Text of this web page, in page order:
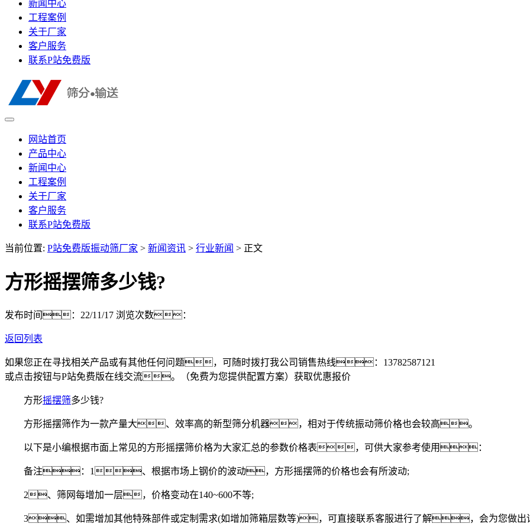
新闻中心
工程案例
关于厂家
客户服务
联系P站免费版
网站首页
产品中心
新闻中心
工程案例
关于厂家
客户服务
联系P站免费版
当前位置: P站免费版振动筛厂家 > 新闻资讯 > 行业新闻 > 正文
方形摇摆筛多少钱?
发布时间：22/11/17 浏览次数：
返回列表
如果您正在寻找相关产品或有其他任何问题，可随时拨打我公司销售热线： 13782587121
或点击按钮与P站免费版在线交流。（免费为您提供配置方案） 获取优惠报价
方形摇摆筛多少钱?
方形摇摆筛作为一款产量大、效率高的新型筛分机器，相对于传统振动筛价格也会较高。
以下是小编根据市面上常见的方形摇摆筛价格为大家汇总的参数价格表，可供大家参考使用：
备注：1、根据市场上钢价的波动，方形摇摆筛的价格也会有所波动;
2、筛网每增加一层，价格变动在140~600不等;
3、如需增加其他特殊部件或定制需求(如增加筛箱层数等)，可直接联系客服进行了解，会为您做出